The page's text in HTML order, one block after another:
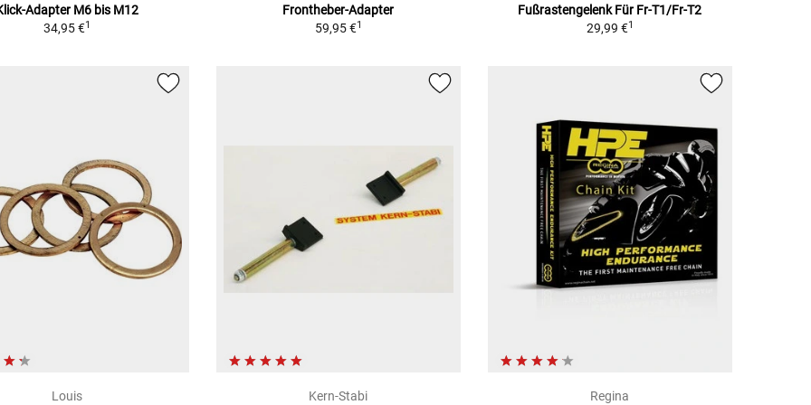
Adapter M6 bis M12
34,95 €1
Frontheber-Adapter
59,95 €1
Fußrastengelenk Für Fr-T1/Fr-T2
29,99 €1
Louis
Kern-Stabi
Regina